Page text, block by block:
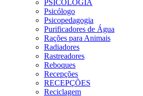
PSICOLOGIA
Psicólogo
Psicopedagogia
Purificadores de Água
Rações para Animais
Radiadores
Rastreadores
Reboques
Recepções
RECEPÇÕES
Reciclagem